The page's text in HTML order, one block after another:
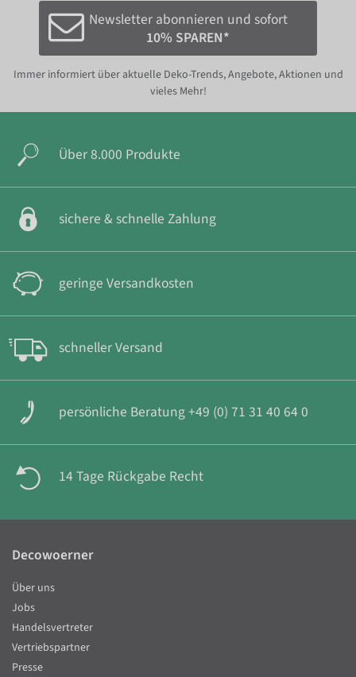
Newsletter abonnieren und sofort
10% SPAREN*
Immer informiert über aktuelle Deko-Trends, Angebote, Aktionen und
vieles Mehr!
Über 8.000 Produkte
sichere & schnelle Zahlung
geringe Versandkosten
schneller Versand
persönliche Beratung +49 (0) 71 31 40 64 0
14 Tage Rückgabe Recht
Decowoerner
Über uns
Jobs
Handelsvertreter
Vertriebspartner
Presse